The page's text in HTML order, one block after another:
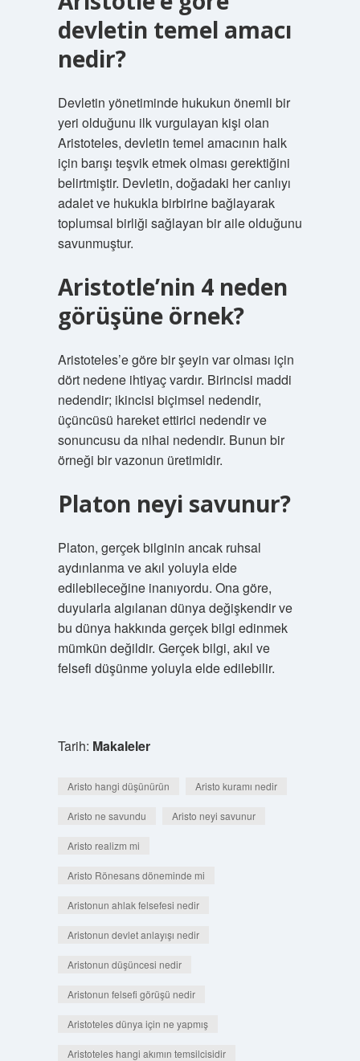
devletin temel amacı
nedir?
Devletin yönetiminde hukukun önemli bir
yeri olduğunu ilk vurgulayan kişi olan
Aristoteles, devletin temel amacının halk
için barışı teşvik etmek olması gerektiğini
belirtmiştir. Devletin, doğadaki her canlıyı
adalet ve hukukla birbirine bağlayarak
toplumsal birliği sağlayan bir aile olduğunu
savunmuştur.
Aristotle’nin 4 neden
görüşüne örnek?
Aristoteles’e göre bir şeyin var olması için
dört nedene ihtiyaç vardır. Birincisi maddi
nedendir; ikincisi biçimsel nedendir,
üçüncüsü hareket ettirici nedendir ve
sonuncusu da nihai nedendir. Bunun bir
örneği bir vazonun üretimidir.
Platon neyi savunur?
Platon, gerçek bilginin ancak ruhsal
aydınlanma ve akıl yoluyla elde
edilebileceğine inanıyordu. Ona göre,
duyularla algılanan dünya değişkendir ve
bu dünya hakkında gerçek bilgi edinmek
mümkün değildir. Gerçek bilgi, akıl ve
felsefi düşünme yoluyla elde edilebilir.
Tarih: Makaleler
Aristo hangi düşünürün Aristo kuramı nedir
Aristo ne savundu Aristo neyi savunur
Aristo realizm mi
Aristo Rönesans döneminde mi
Aristonun ahlak felsefesi nedir
Aristonun devlet anlayışı nedir
Aristonun düşüncesi nedir
Aristonun felsefi görüşü nedir
Aristoteles dünya için ne yapmış
Aristoteles hangi akımın temsilcisidir